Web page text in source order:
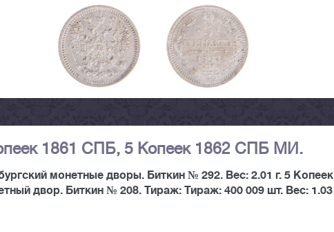
1861 СПБ, 5 Копеек 1862 СПБ МИ.
монетные дворы. Биткин № 292. Вес: 2.01 г. 5 Копеек
двор. Биткин № 208. Тираж: Тираж: 400 009 шт. Вес: 1.03